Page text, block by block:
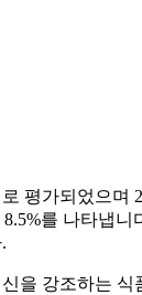
평가되었으
를 나타냅
을 강조하는